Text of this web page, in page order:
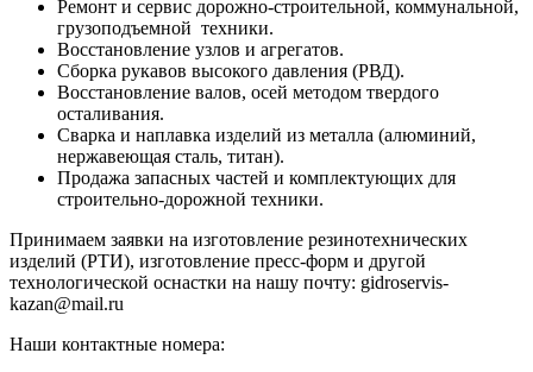
Ремонт и сервис дорожно-строительной, коммунальной,
грузоподъемной техники.
Восстановление узлов и агрегатов.
Сборка рукавов высокого давления (РВД).
Восстановление валов, осей методом твердого
осталивания.
Сварка и наплавка изделий из металла (алюминий,
нержавеющая сталь, титан).
Продажа запасных частей и комплектующих для
строительно-дорожной техники.
Принимаем заявки на изготовление резинотехнических
изделий (РТИ), изготовление пресс-форм и другой
технологической оснастки на нашу почту: gidroservis-
kazan@mail.ru
Наши контактные номера: